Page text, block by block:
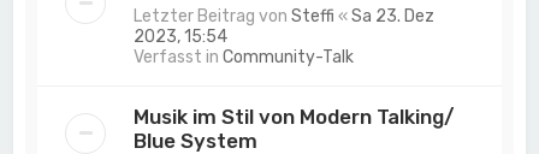
Letzter Beitrag vonSteffi «Sa 23. Dez
2023, 15:54
Verfasst inCommunity-Talk
Musik im Stil von Modern Talking/
Blue System